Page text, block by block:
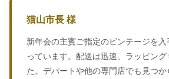
猫山市長 様
新年会の主賓ご指定のビンテージを
っています。配送は迅速、ラッピン
た。デパートや他の専門店でも見つか